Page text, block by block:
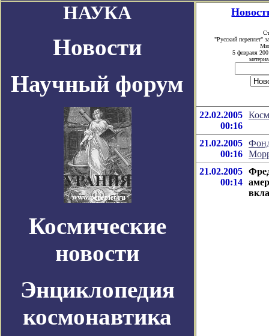
НАУКА
Новости
Научный форум
Космические
новости
Энциклопедия
космонавтика
"Русский переплет"
5 февраля
22.02.2005
00:16
21.02.2005
00:16
21.02.2005
00:14